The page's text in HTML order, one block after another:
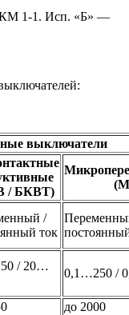
КМ 1-1. Исп. «Б» —
выключатели
/ БКВТ)
/
ток
/ 20…
0,1…250 /
до 2000